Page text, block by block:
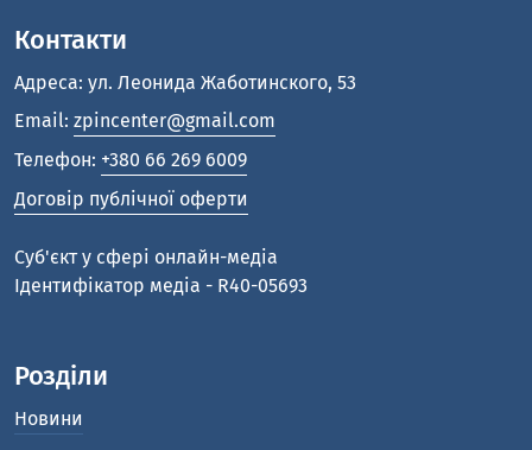
Контакти
Адреса: ул. Леонида Жаботинского, 53
Email: zpincenter@gmail.com
Телефон: +380 66 269 6009
Договір публічної оферти
Cуб'єкт у сфері онлайн-медіа
Ідентифікатор медіа - R40-05693
Розділи
Новини